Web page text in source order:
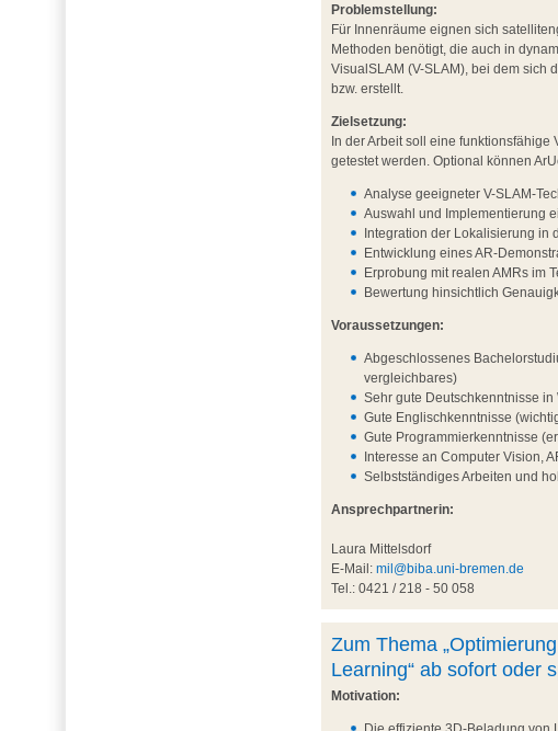
Problemstellung:
Für Innenräume eignen sich
Methoden benötigt, die auch in
VisualSLAM (V-SLAM), bei dem sich
bzw. erstellt.
Zielsetzung:
In der Arbeit soll eine
getestet werden. Optional können
Analyse geeigneter V-SLAM-
Auswahl und Implementierung
Integration der Lokalisierung in
Entwicklung eines AR-
Erprobung mit realen AMRs im
Bewertung hinsichtlich
Voraussetzungen:
Abgeschlossenes
vergleichbares)
Sehr gute Deutschkenntnisse in
Gute Englischkenntnisse
Gute Programmierkenntnisse
Interesse an Computer Vision,
Selbstständiges Arbeiten und
Ansprechpartnerin:
Laura Mittelsdorf
E-Mail:mil@biba.uni-bremen.de
Tel.: 0421 / 218 - 50 058
Zum Thema
Learning“ ab sofort oder
Motivation: